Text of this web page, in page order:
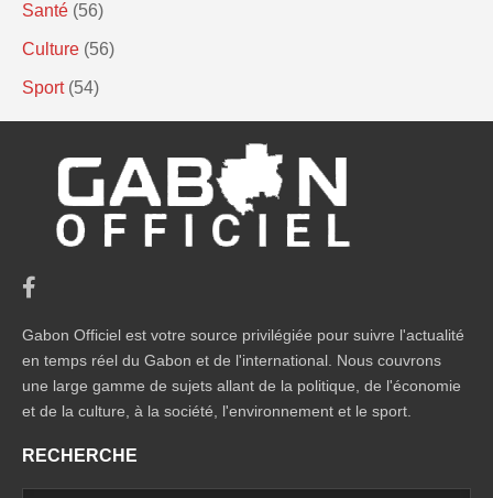
Santé (56)
Culture (56)
Sport (54)
Gabon Officiel est votre source privilégiée pour suivre l'actualité
en temps réel du Gabon et de l'international. Nous couvrons
une large gamme de sujets allant de la politique, de l'économie
et de la culture, à la société, l'environnement et le sport.
RECHERCHE